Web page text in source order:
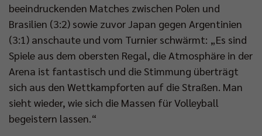
beeindruckenden Matches zwischen Polen und
Brasilien (3:2) sowie zuvor Japan gegen Argentinien
(3:1) anschaute und vom Turnier schwärmt: „Es sind
Spiele aus dem obersten Regal, die Atmosphäre in der
Arena ist fantastisch und die Stimmung überträgt
sich aus den Wettkampforten auf die Straßen. Man
sieht wieder, wie sich die Massen für Volleyball
begeistern lassen.“